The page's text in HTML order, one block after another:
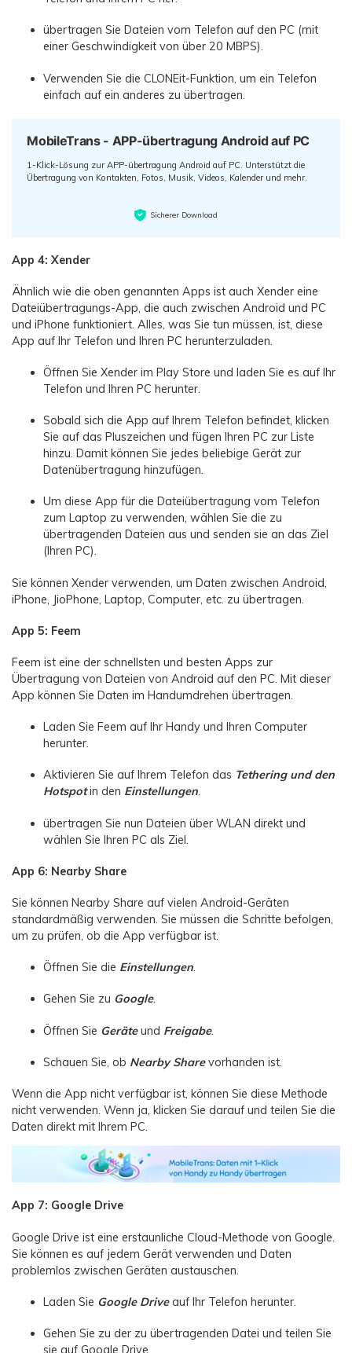
übertragen Sie Dateien vom Telefon auf den PC (mit
einer Geschwindigkeit von über 20 MBPS).
Verwenden Sie die CLONEit-Funktion, um ein Telefon
einfach auf ein anderes zu übertragen.
MobileTrans - APP-übertragung Android auf PC
1-Klick-Lösung zur APP-übertragung Android auf PC. Unterstützt die
Übertragung von Kontakten, Fotos, Musik, Videos, Kalender und mehr.
Sicherer Download
App 4: Xender
Ähnlich wie die oben genannten Apps ist auch Xender eine
Dateiübertragungs-App, die auch zwischen Android und PC
und iPhone funktioniert. Alles, was Sie tun müssen, ist, diese
App auf Ihr Telefon und Ihren PC herunterzuladen.
Öffnen Sie Xender im Play Store und laden Sie es auf Ihr
Telefon und Ihren PC herunter.
Sobald sich die App auf Ihrem Telefon befindet, klicken
Sie auf das Pluszeichen und fügen Ihren PC zur Liste
hinzu. Damit können Sie jedes beliebige Gerät zur
Datenübertragung hinzufügen.
Um diese App für die Dateiübertragung vom Telefon
zum Laptop zu verwenden, wählen Sie die zu
übertragenden Dateien aus und senden sie an das Ziel
(Ihren PC).
Sie können Xender verwenden, um Daten zwischen Android,
iPhone, JioPhone, Laptop, Computer, etc. zu übertragen.
App 5: Feem
Feem ist eine der schnellsten und besten Apps zur
Übertragung von Dateien von Android auf den PC. Mit dieser
App können Sie Daten im Handumdrehen übertragen.
Laden Sie Feem auf Ihr Handy und Ihren Computer
herunter.
Aktivieren Sie auf Ihrem Telefon das Tethering und den
Hotspotin den Einstellungen.
übertragen Sie nun Dateien über WLAN direkt und
wählen Sie Ihren PC als Ziel.
App 6: Nearby Share
Sie können Nearby Share auf vielen Android-Geräten
standardmäßig verwenden. Sie müssen die Schritte befolgen,
um zu prüfen, ob die App verfügbar ist.
Öffnen Sie die Einstellungen.
Gehen Sie zu Google.
Öffnen Sie Geräteund Freigabe.
Schauen Sie, ob Nearby Sharevorhanden ist.
Wenn die App nicht verfügbar ist, können Sie diese Methode
nicht verwenden. Wenn ja, klicken Sie darauf und teilen Sie die
Daten direkt mit Ihrem PC.
App 7: Google Drive
Google Drive ist eine erstaunliche Cloud-Methode von Google.
Sie können es auf jedem Gerät verwenden und Daten
problemlos zwischen Geräten austauschen.
Laden Sie Google Driveauf Ihr Telefon herunter.
Gehen Sie zu der zu übertragenden Datei und teilen Sie
sie auf Google Drive.